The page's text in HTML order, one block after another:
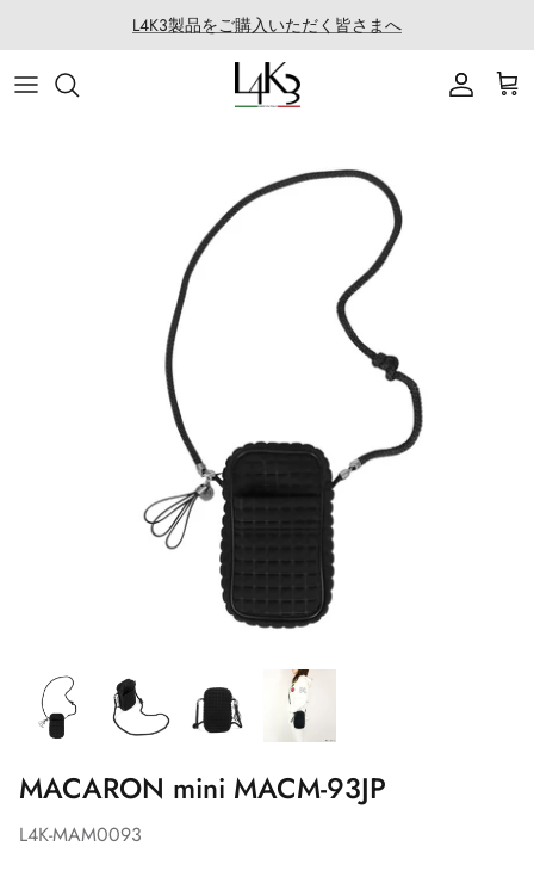
ッ
プ
L4K3製品をご購入いただく皆さまへ
ITEM
COLLABORATION
STORY
COATING SERVICE
MACARON series
BACK PACK series
SECCHIELLO series
About LABORATORIO
MACARON mini MACM-93JP
L4K-MAM0093